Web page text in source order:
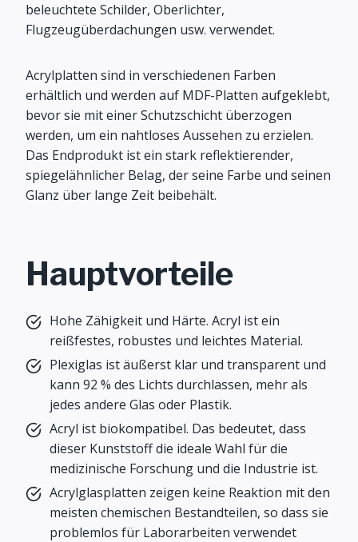
beleuchtete Schilder, Oberlichter,
Flugzeugüberdachungen usw. verwendet.
Acrylplatten sind in verschiedenen Farben
erhältlich und werden auf MDF-Platten aufgeklebt,
bevor sie mit einer Schutzschicht überzogen
werden, um ein nahtloses Aussehen zu erzielen.
Das Endprodukt ist ein stark reflektierender,
spiegelähnlicher Belag, der seine Farbe und seinen
Glanz über lange Zeit beibehält.
Hauptvorteile
Hohe Zähigkeit und Härte. Acryl ist ein
reißfestes, robustes und leichtes Material.
Plexiglas ist äußerst klar und transparent und
kann 92 % des Lichts durchlassen, mehr als
jedes andere Glas oder Plastik.
Acryl ist biokompatibel. Das bedeutet, dass
dieser Kunststoff die ideale Wahl für die
medizinische Forschung und die Industrie ist.
Acrylglasplatten zeigen keine Reaktion mit den
meisten chemischen Bestandteilen, so dass sie
problemlos für Laborarbeiten verwendet